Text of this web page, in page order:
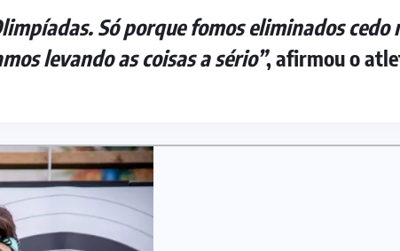
Só porque fomos eliminados cedo
levando as coisas a sério”, afirmou o